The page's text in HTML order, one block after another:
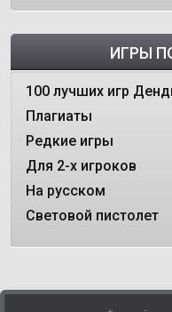
ИГРЫ
100 лучших игр
Плагиаты
Редкие игры
Для 2-х игроков
На русском
Световой пистолет